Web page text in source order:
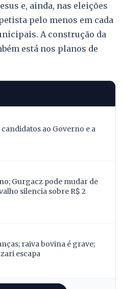
e, ainda, nas eleições
pelo menos em cada
A construção da
está nos planos de
ao Governo e a
Gurgacz pode mudar de
silencia sobre R$ 2
raiva bovina é grave;
escapa